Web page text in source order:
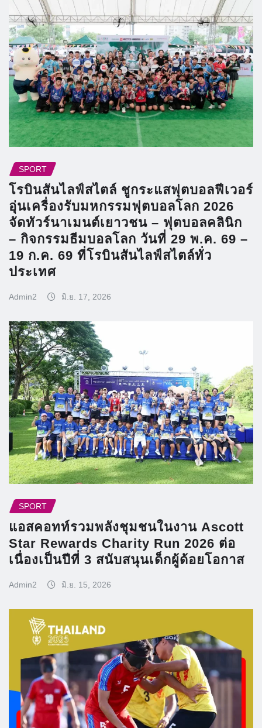
SPORT
โรบินสันไลฟ์สไตล์ ชูกระแสฟุตบอลฟีเวอร์
อุ่นเครื่องรับมหกรรมฟุตบอลโลก 2026
จัดทัวร์นาเมนต์เยาวชน – ฟุตบอลคลินิก
– กิจกรรมธีมบอลโลก วันที่ 29 พ.ค. 69 –
19 ก.ค. 69 ที่โรบินสันไลฟ์สไตล์ทั่ว
ประเทศ
Admin2 มิ.ย. 17, 2026
SPORT
แอสคอทท์รวมพลังชุมชนในงาน Ascott
Star Rewards Charity Run 2026 ต่อ
เนื่องเป็นปีที่ 3 สนับสนุนเด็กผู้ด้อยโอกาส
Admin2 มิ.ย. 15, 2026